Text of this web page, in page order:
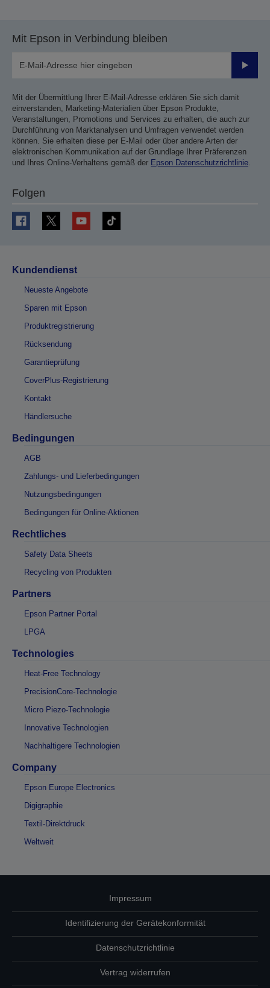
Mit Epson in Verbindung bleiben
Mit der Übermittlung Ihrer E-Mail-Adresse erklären Sie sich damit
einverstanden, Marketing-Materialien über Epson Produkte,
Veranstaltungen, Promotions und Services zu erhalten, die auch zur
Durchführung von Marktanalysen und Umfragen verwendet werden
können. Sie erhalten diese per E-Mail oder über andere Arten der
elektronischen Kommunikation auf der Grundlage Ihrer Präferenzen
und Ihres Online-Verhaltens gemäß der Epson Datenschutzrichtlinie.
Folgen
Kundendienst
Neueste Angebote
Sparen mit Epson
Produktregistrierung
Rücksendung
Garantieprüfung
CoverPlus-Registrierung
Kontakt
Händlersuche
Bedingungen
AGB
Zahlungs- und Lieferbedingungen
Nutzungsbedingungen
Bedingungen für Online-Aktionen
Rechtliches
Safety Data Sheets
Recycling von Produkten
Partners
Epson Partner Portal
LPGA
Technologies
Heat-Free Technology
PrecisionCore-Technologie
Micro Piezo-Technologie
Innovative Technologien
Nachhaltigere Technologien
Company
Epson Europe Electronics
Digigraphie
Textil-Direktdruck
Weltweit
Impressum
Identifizierung der Gerätekonformität
Datenschutzrichtlinie
Vertrag widerrufen